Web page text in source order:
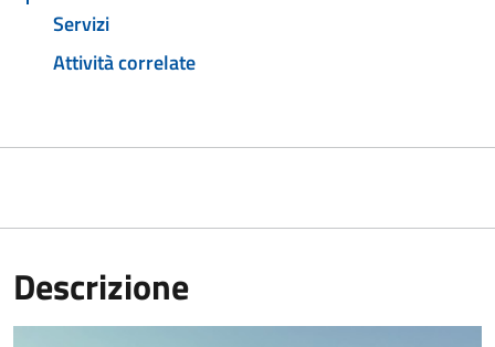
Servizi
Attività correlate
Descrizione